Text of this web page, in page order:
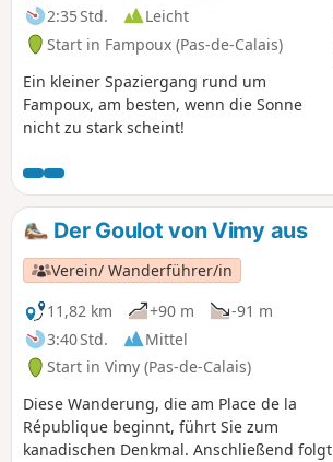
2:35 Std.
Leicht
Start in Fampoux (Pas-de-Calais)
Ein kleiner Spaziergang rund um
Fampoux, am besten, wenn die Sonne
nicht zu stark scheint!
Der Goulot von Vimy aus
Verein/ Wanderführer/in
11,82 km
+90 m
-91 m
3:40 Std.
Mittel
Start in Vimy (Pas-de-Calais)
Diese Wanderung, die am Place de la
République beginnt, führt Sie zum
kanadischen Denkmal. Anschließend folgt